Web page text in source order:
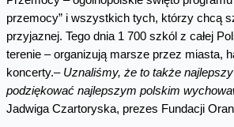
przemocy” i wszystkich tych, którzy chcą
przyjaznej. Tego dnia 1 700 szkól z całej
terenie – organizują marsze przez miasta,
koncerty.– Uznaliśmy, że to także
podziękować najlepszym polskim
Jadwiga Czartoryska, prezes Fundacji